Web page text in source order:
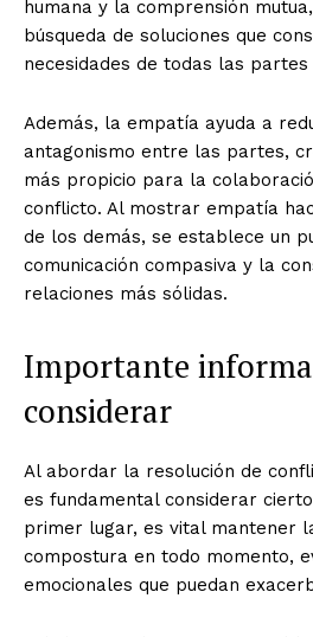
humana y la comprensión
búsqueda de soluciones que
necesidades de todas las partes
Además, la empatía ayuda a
antagonismo entre las partes,
más propicio para la
conflicto. Al mostrar empatía
de los demás, se establece un
comunicación compasiva y la
relaciones más sólidas.
Importante
considerar
Al abordar la resolución de
es fundamental considerar
primer lugar, es vital mantener
compostura en todo momento,
emocionales que puedan